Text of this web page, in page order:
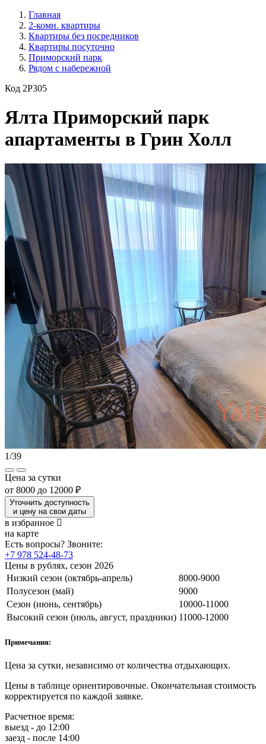
Главная
2-комн. квартиры
Квартиры без посредников
Квартиры посуточно
Приморский парк
Рядом с набережной
Код 2P305
Ялта Приморский парк
апартаменты в Грин Холл
1/39
Цена за сутки
от 8000 до 12000 ₽
Уточнить доступность
и цену на свои даты
в избранное
на карте
Есть вопросы? Звоните:
+7 978 524-48-73
Цены в рублях, сезон 2026
Низкий сезон (октябрь-апрель)
8000-9000
Полусезон (май)
9000
Сезон (июнь, сентябрь)
10000-11000
Высокий сезон (июль, август, праздники) 11000-12000
Примечания:
Цена за сутки, независимо от количества отдыхающих.
Цены в таблице ориентировочные. Окончательная стоимость
корректируется по каждой заявке.
Расчетное время:
выезд - до 12:00
заезд - после 14:00